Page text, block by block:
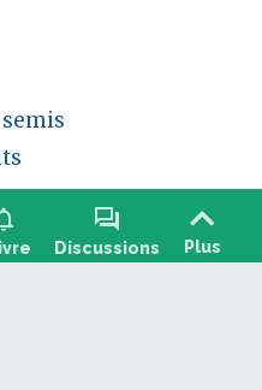
forum
Discussions Plus